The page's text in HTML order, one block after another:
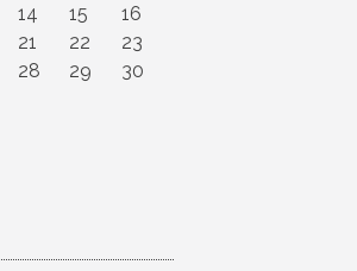
14 15
16
21 22
23
28 29
30